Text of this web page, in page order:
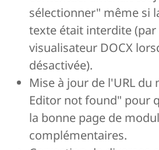
sélectionner" même si
texte était interdite
visualisateur DOCX
désactivée).
Mise à jour de l'URL du
Editor not found" pour
la bonne page de
complémentaires.